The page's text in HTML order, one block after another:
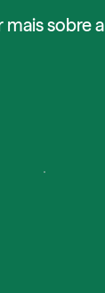
mais sobre a